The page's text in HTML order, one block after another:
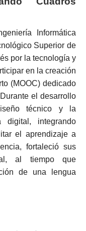
Informática
Superior de
por la tecnología y
en la creación
(MOOC) dedicado
el desarrollo
técnico y la
digital, integrando
el aprendizaje a
fortaleció sus
al tiempo que
de una lengua